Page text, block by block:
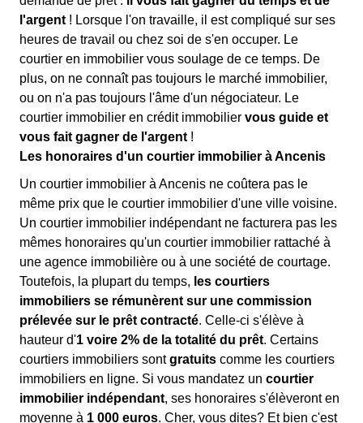
l'argent ! Lorsque l'on travaille, il est compliqué sur ses
heures de travail ou chez soi de s'en occuper. Le
courtier en immobilier vous soulage de ce temps. De
plus, on ne connaît pas toujours le marché immobilier,
ou on n'a pas toujours l'âme d'un négociateur. Le
courtier immobilier en crédit immobilier vous guide et
vous fait gagner de l'argent !
Les honoraires d'un courtier immobilier à Ancenis
Un courtier immobilier à Ancenis ne coûtera pas le
même prix que le courtier immobilier d'une ville voisine.
Un courtier immobilier indépendant ne facturera pas les
mêmes honoraires qu'un courtier immobilier rattaché à
une agence immobilière ou à une société de courtage.
Toutefois, la plupart du temps, les courtiers
immobiliers se rémunèrent sur une commission
prélevée sur le prêt contracté. Celle-ci s'élève à
hauteur d'1 voire 2% de la totalité du prêt. Certains
courtiers immobiliers sontgratuits comme les courtiers
immobiliers en ligne. Si vous mandatez un courtier
immobilier indépendant, ses honoraires s'élèveront en
moyenne à 1 000 euros. Cher, vous dites? Et bien c'est